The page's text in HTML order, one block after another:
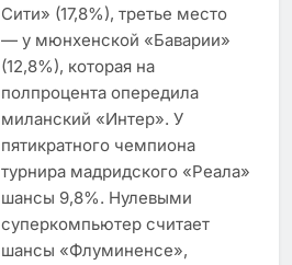
Сити» (17,8%), третье место
— у мюнхенской «Баварии»
(12,8%), которая на
полпроцента опередила
миланский «Интер». У
пятикратного чемпиона
турнира мадридского «Реала»
шансы 9,8%. Нулевыми
суперкомпьютер считает
шансы «Флуминенсе»,